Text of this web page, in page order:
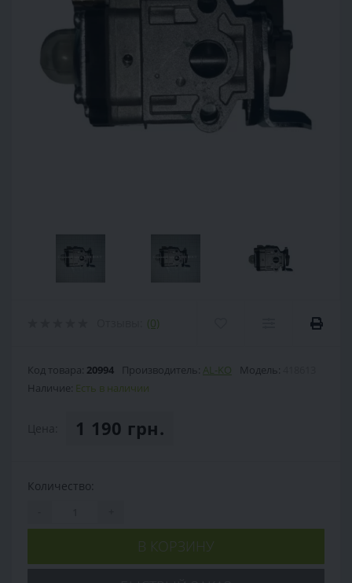
(0)
Код товара: 20994 Производитель: AL-KO Модель:
Наличие: Есть в наличии
1 190 грн.
Количество:
В КОРЗИНУ